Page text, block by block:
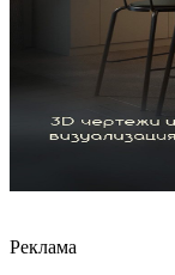
Реклама